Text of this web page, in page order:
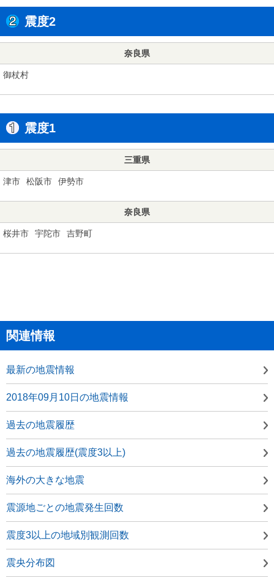
震度2
奈良県
御杖村
震度1
三重県
津市 松阪市 伊勢市
奈良県
桜井市 宇陀市 吉野町
関連情報
最新の地震情報
2018年09月10日の地震情報
過去の地震履歴
過去の地震履歴(震度3以上)
海外の大きな地震
震源地ごとの地震発生回数
震度3以上の地域別観測回数
震央分布図